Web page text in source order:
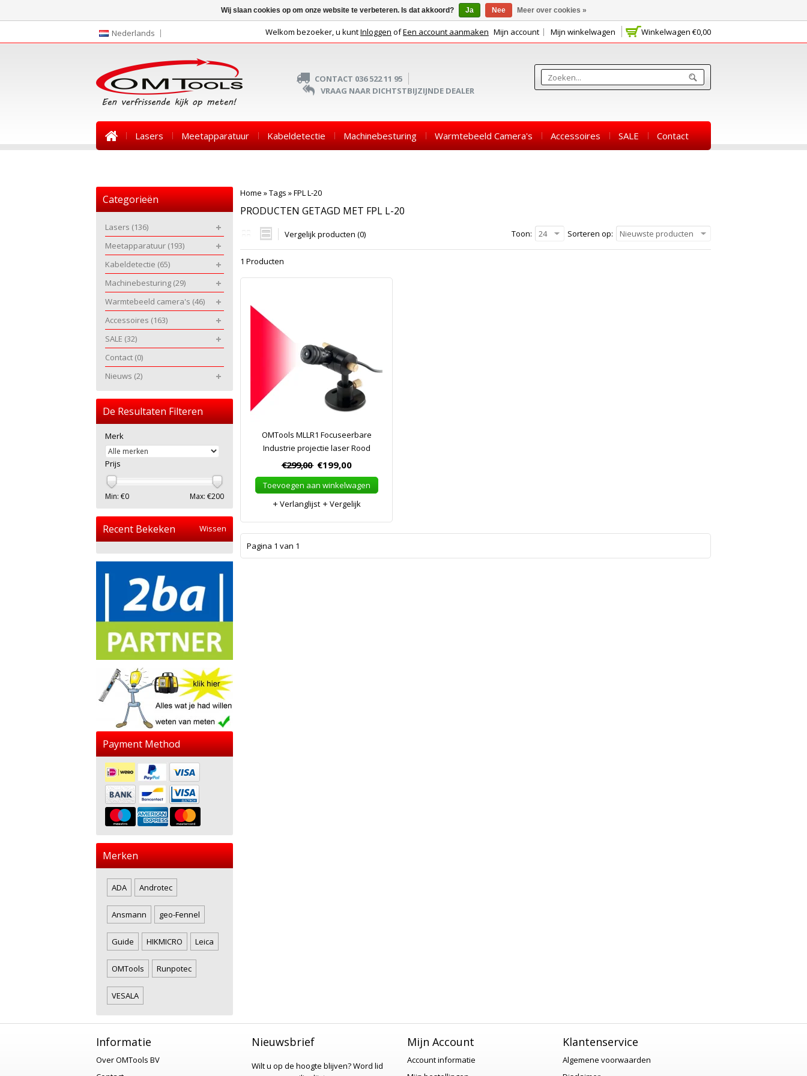
Nederlands Winkelwagen €0,00
Welkom bezoeker, u kuntInloggen ofEen account aanmaken Mijn account Mijn winkelwagen
CONTACT 036 522 11 95
VRAAG NAAR DICHTSTBIJZIJNDE DEALER
Lasers Meetapparatuur Kabeldetectie Machinebesturing Warmtebeeld Camera's Accessoires SALE Contact
Home »Tags »FPL L-20
PRODUCTEN GETAGD MET FPL L-20
Vergelijk producten (0) Sorteren op: Nieuwste producten
Toon: 24
1 Producten
OMTools MLLR1 Focuseerbare
Industrie projectie laser Rood
€299,00 €199,00
Toevoegen aan winkelwagen
Verlanglijst
Vergelijk
Pagina 1 van 1
Categorieën
Lasers (136)
Meetapparatuur (193)
Kabeldetectie (65)
Machinebesturing (29)
Warmtebeeld camera's (46)
Accessoires (163)
SALE (32)
Contact (0)
Nieuws (2)
De Resultaten Filteren
Merk
Prijs
Min: €0 Max: €200
Recent Bekeken Wissen
Payment Method
Merken
ADA Androtec
Ansmann geo-Fennel
Guide HIKMICRO Leica
OMTools Runpotec
VESALA
Informatie
Over OMTools BV
Nieuwsbrief
Wilt u op de hoogte blijven?Word lid
Mijn Account
Account informatie
Klantenservice
Algemene voorwaarden
Wij slaan cookies op om onze website te verbeteren. Is dat akkoord? Ja Nee Meer over cookies »